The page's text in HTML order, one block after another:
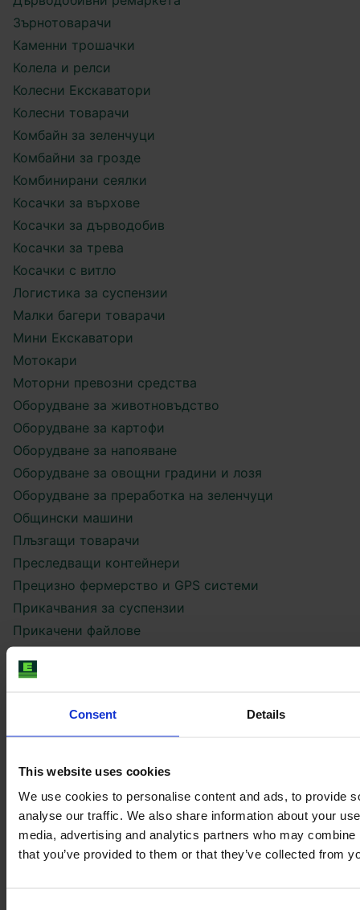
Consent Details
This website uses cookies
We use cookies to personalise content and ads, to provide
analyse our traffic. We also share information about your
media, advertising and analytics partners who may
that you’ve provided to them or that they’ve collected from
Зърнотоварачи
Каменни трошачки
Колела и релси
Колесни Екскаватори
Колесни товарачи
Комбайн за зеленчуци
Комбайни за грозде
Комбинирани сеялки
Косачки за върхове
Косачки за дърводобив
Косачки за трева
Косачки с витло
Логистика за суспензии
Малки багери товарачи
Мини Екскаватори
Мотокари
Моторни превозни средства
Оборудване за животновъдство
Оборудване за картофи
Оборудване за напояване
Оборудване за овощни градини и лозя
Оборудване за преработка на зеленчуци
Общински машини
Плъзгащи товарачи
Преследващи контейнери
Прецизно фермерство и GPS системи
Прикачвания за суспензии
Прикачени файлове
Ремаркета
Самосвали
Самоходни платформи
Самоходни разпръсквачки за течен оборски тор
Сеялки
Сеялки
Сеялки за пролетни култури